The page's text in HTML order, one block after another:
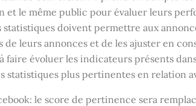
et le même public pour évaluer leurs
statistiques doivent permettre aux
de leurs annonces et de les ajuster en
faire évoluer les indicateurs présents
statistiques plus pertinentes en relation
le score de pertinence sera